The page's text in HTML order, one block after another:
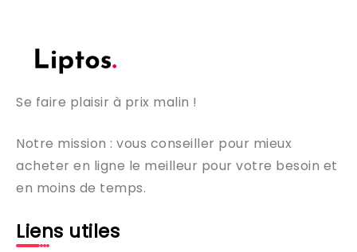
Se faire plaisir à prix malin !
Notre mission : vous conseiller pour mieux
acheter en ligne le meilleur pour votre besoin et
en moins de temps.
Liens utiles